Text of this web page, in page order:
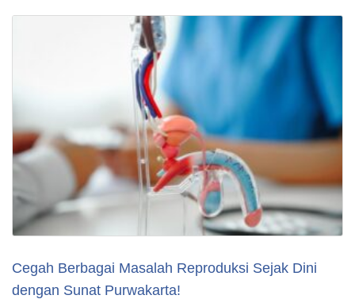
Cegah Berbagai Masalah Reproduksi Sejak Dini
dengan Sunat Purwakarta!